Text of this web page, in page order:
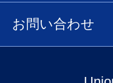
お問い合わせ